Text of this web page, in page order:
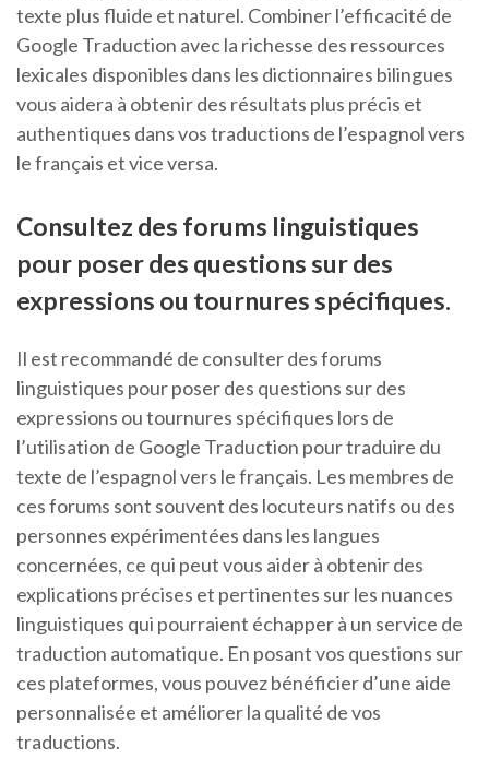
texte plus fluide et naturel. Combiner l’efficacité de
Google Traduction avec la richesse des ressources
lexicales disponibles dans les dictionnaires bilingues
vous aidera à obtenir des résultats plus précis et
authentiques dans vos traductions de l’espagnol vers
le français et vice versa.
Consultez des forums linguistiques
pour poser des questions sur des
expressions ou tournures spécifiques.
Il est recommandé de consulter des forums
linguistiques pour poser des questions sur des
expressions ou tournures spécifiques lors de
l’utilisation de Google Traduction pour traduire du
texte de l’espagnol vers le français. Les membres de
ces forums sont souvent des locuteurs natifs ou des
personnes expérimentées dans les langues
concernées, ce qui peut vous aider à obtenir des
explications précises et pertinentes sur les nuances
linguistiques qui pourraient échapper à un service de
traduction automatique. En posant vos questions sur
ces plateformes, vous pouvez bénéficier d’une aide
personnalisée et améliorer la qualité de vos
traductions.